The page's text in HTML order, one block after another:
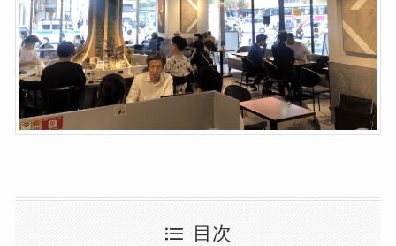
目次